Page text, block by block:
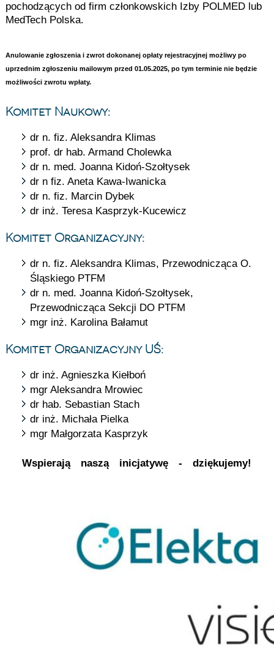
pochodzących od firm członkowskich Izby POLMED lub
MedTech Polska.
Anulowanie zgłoszenia i zwrot dokonanej opłaty rejestracyjnej możliwy po
uprzednim zgłoszeniu mailowym przed 01.05.2025, po tym terminie nie będzie
możliwości zwrotu wpłaty.
Komitet Naukowy:
dr n. fiz. Aleksandra Klimas
prof. dr hab. Armand Cholewka
dr n. med. Joanna Kidoń-Szołtysek
dr n fiz. Aneta Kawa-Iwanicka
dr n. fiz. Marcin Dybek
dr inż. Teresa Kasprzyk-Kucewicz
Komitet Organizacyjny:
dr n. fiz. Aleksandra Klimas, Przewodnicząca O.
Śląskiego PTFM
dr n. med. Joanna Kidoń-Szołtysek,
Przewodnicząca Sekcji DO PTFM
mgr inż. Karolina Bałamut
Komitet Organizacyjny UŚ:
dr inż. Agnieszka Kiełboń
mgr Aleksandra Mrowiec
dr hab. Sebastian Stach
dr inż. Michała Pielka
mgr Małgorzata Kasprzyk
Wspierają naszą inicjatywę - dziękujemy!